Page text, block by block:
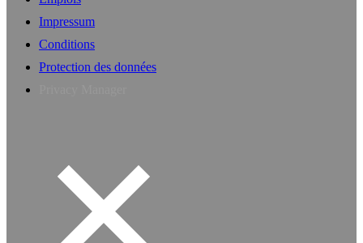
Impressum
Conditions
Protection des données